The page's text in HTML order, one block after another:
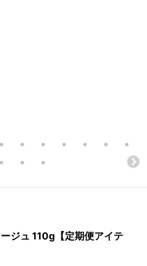
ジュ 110g【定期便アイテ